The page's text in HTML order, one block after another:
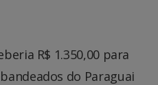
R$ 1.350,00 para
do Paraguai